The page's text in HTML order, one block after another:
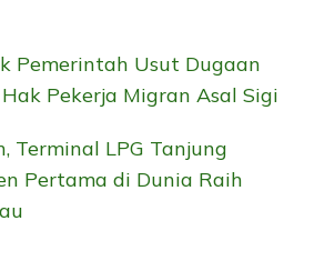
Pemerintah Usut Dugaan
Pekerja Migran Asal Sigi
Terminal LPG Tanjung
Pertama di Dunia Raih